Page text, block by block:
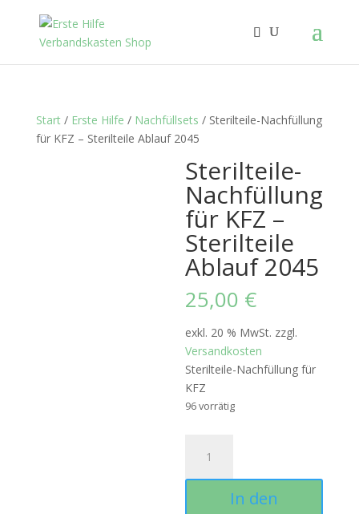
Start/ Erste Hilfe / Nachfüllsets / Sterilteile-Nachfüllung
für KFZ – Sterilteile Ablauf 2045
Sterilteile-
Nachfüllung
für KFZ –
Sterilteile
Ablauf 2045
25,00 €
exkl. 20 % MwSt. zzgl.
Versandkosten
Sterilteile-Nachfüllung für
KFZ
96 vorrätig
Nachfüllung
für
In den